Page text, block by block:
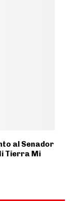
al Senador
Tierra Mi